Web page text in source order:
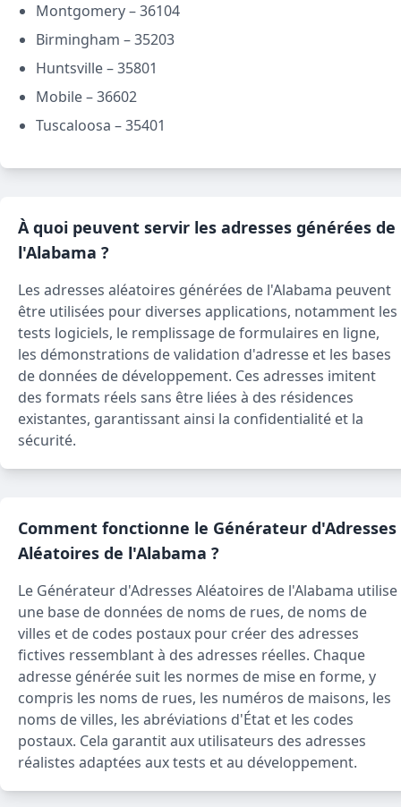
Montgomery – 36104
Birmingham – 35203
Huntsville – 35801
Mobile – 36602
Tuscaloosa – 35401
À quoi peuvent servir les adresses générées de
l'Alabama ?
Les adresses aléatoires générées de l'Alabama peuvent
être utilisées pour diverses applications, notamment les
tests logiciels, le remplissage de formulaires en ligne,
les démonstrations de validation d'adresse et les bases
de données de développement. Ces adresses imitent
des formats réels sans être liées à des résidences
existantes, garantissant ainsi la confidentialité et la
sécurité.
Comment fonctionne le Générateur d'Adresses
Aléatoires de l'Alabama ?
Le Générateur d'Adresses Aléatoires de l'Alabama utilise
une base de données de noms de rues, de noms de
villes et de codes postaux pour créer des adresses
fictives ressemblant à des adresses réelles. Chaque
adresse générée suit les normes de mise en forme, y
compris les noms de rues, les numéros de maisons, les
noms de villes, les abréviations d'État et les codes
postaux. Cela garantit aux utilisateurs des adresses
réalistes adaptées aux tests et au développement.